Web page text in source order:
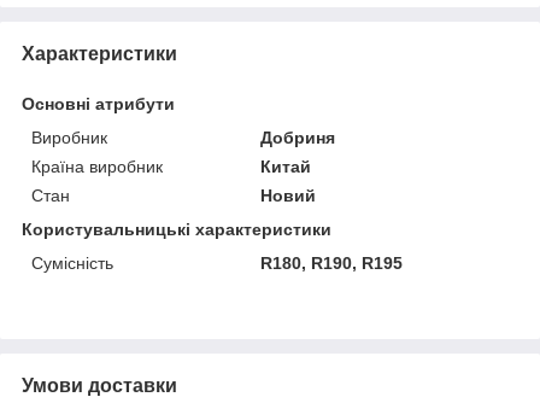
Характеристики
Основні атрибути
Виробник
Добриня
Країна виробник
Китай
Стан
Новий
Користувальницькі характеристики
Сумісність
R180, R190, R195
Умови доставки